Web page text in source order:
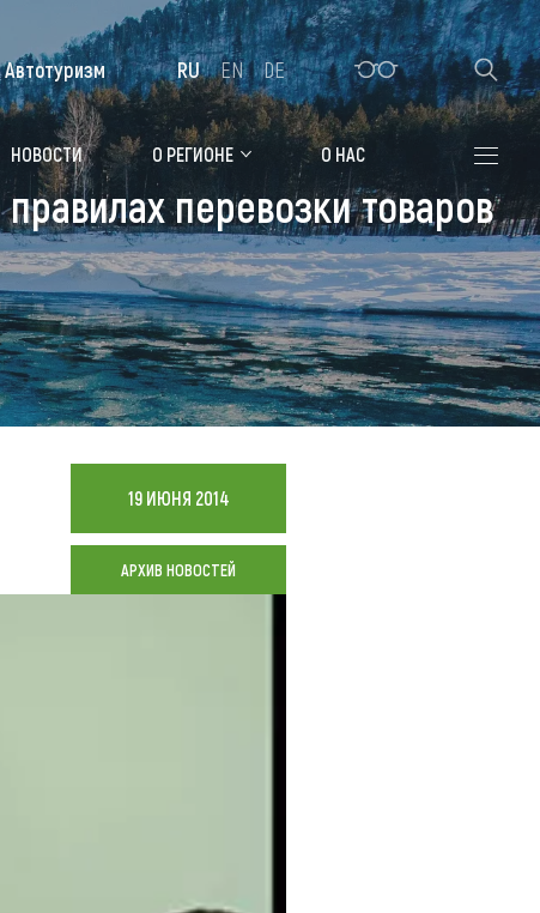
Алтайская зимовка
Где остановиться
Санатории
Гостиницы, отели
Коттеджи, базы
Сельские усадьбы
Мотели, придорожные отели
Коллекция впечатлений
НОВОСТИ О РЕГИОНЕ О НАС
Автотуризм RU EN DE
перевозки товаров
19 ИЮНЯ 2014
АРХИВ НОВОСТЕЙ